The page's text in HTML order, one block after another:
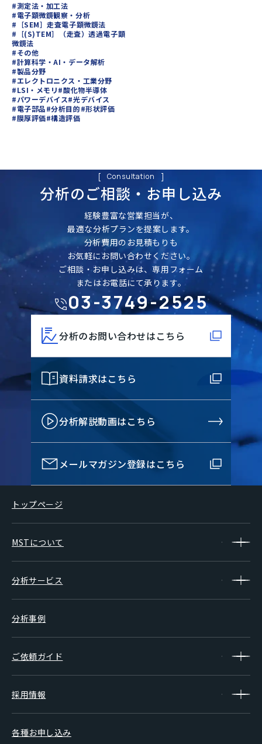
#測定法・加工法
#電子顕微鏡観察・分析
#［SEM］走査電子顕微鏡法
#［(S)TEM］（走査）透過電子顕
微鏡法
#その他
#計算科学・AI・データ解析
#製品分野
#エレクトロニクス・工業分野
#LSI・メモリ#酸化物半導体
#パワーデバイス#光デバイス
#電子部品#分析目的#形状評価
#膜厚評価#構造評価
Consultation
分析のご相談・ お申し込み
経験豊富な営業担当が、
最適な分析プランを提案します。
分析費用のお見積もりも
お気軽にお問い合わせください。
ご相談・お申し込みは、専用フォーム
またはお電話にて承ります。
03-3749-2525
分析のお問い合わせはこちら
資料請求はこちら
分析解説動画はこちら
メールマガジン登録はこちら
トップページ
MSTについて
分析サービス
分析事例
ご依頼ガイド
採用情報
各種お申し込み